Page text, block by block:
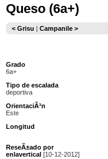
Queso (6a+)
< Grisu | Campanile >
Grado
6a+
Tipo de escalada
deportiva
OrientaciÃ³n
Este
Longitud
ReseÃ±ado por
enlavertical [10-12-2012]